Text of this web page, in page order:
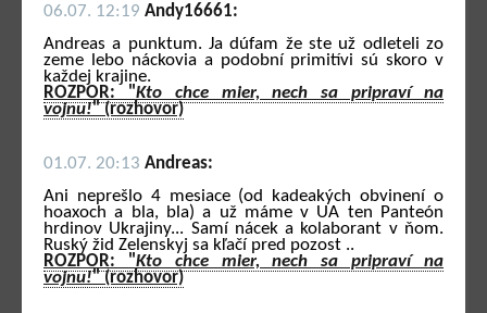
06.07. 12:19 Andy16661:
Andreas a punktum. Ja dúfam že ste už odleteli zo
zeme lebo náckovia a podobní primitívi sú skoro v
každej krajine.
ROZPOR: "Kto chce mier, nech sa pripraví na
vojnu!" (rozhovor)
01.07. 20:13 Andreas:
Ani neprešlo 4 mesiace (od kadeakých obvinení o
hoaxoch a bla, bla) a už máme v UA ten Panteón
hrdinov Ukrajiny... Samí nácek a kolaborant v ňom.
Ruský žid Zelenskyj sa kľačí pred pozost ..
ROZPOR: "Kto chce mier, nech sa pripraví na
vojnu!" (rozhovor)